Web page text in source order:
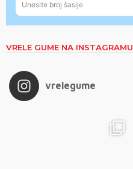
VRELE GUME NA INSTAGRAMU
vrelegume